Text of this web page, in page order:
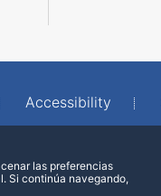
Accessibility
las preferencias
Si continúa navegando,